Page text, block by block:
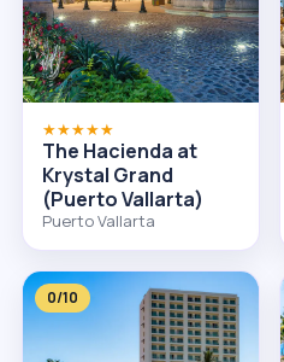
★★★★★
The Hacienda at
Krystal Grand
(Puerto Vallarta)
Puerto Vallarta
0/10